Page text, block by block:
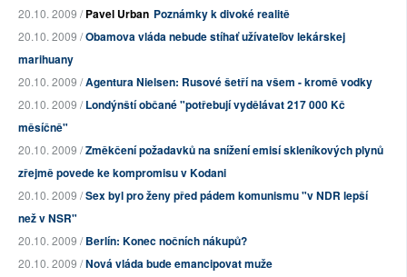
20.10. 2009 /Pavel Urban Poznámky k divoké realitě
20.10. 2009 /Obamova vláda nebude stíhať užívateľov lekárskej
marihuany
20.10. 2009 /Agentura Nielsen: Rusové šetří na všem - kromě vodky
20.10. 2009 /Londýnští občané "potřebují vydělávat 217 000 Kč
měsíčně"
20.10. 2009 /Změkčení požadavků na snížení emisí skleníkových plynů
zřejmě povede ke kompromisu v Kodani
20.10. 2009 /Sex byl pro ženy před pádem komunismu "v NDR lepší
než v NSR"
20.10. 2009 /Berlín: Konec nočních nákupů?
20.10. 2009 /Nová vláda bude emancipovat muže